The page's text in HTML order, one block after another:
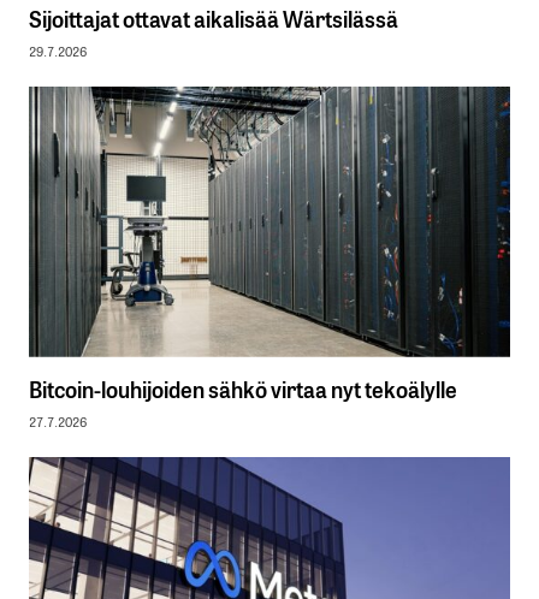
Sijoittajat ottavat aikalisää Wärtsilässä
29.7.2026
Bitcoin-louhijoiden sähkö virtaa nyt tekoälylle
27.7.2026